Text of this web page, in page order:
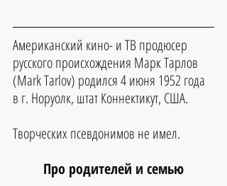
Американский кино- и ТВ продюсер
русского происхождения Марк Тарлов
(Mark Tarlov) родился 4 июня 1952 года
в г. Норуолк, штат Коннектикут, США.
Творческих псевдонимов не имел.
Про родителей и семью